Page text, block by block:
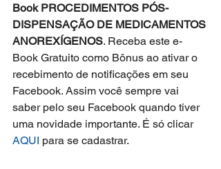
Book PROCEDIMENTOS PÓS-
DISPENSAÇÃO DE MEDICAMENTOS
ANOREXÍGENOS. Receba este e-
Book Gratuito como Bônus ao ativar o
recebimento de notificações em seu
Facebook. Assim você sempre vai
saber pelo seu Facebook quando tiver
uma novidade importante. É só clicar
AQUI para se cadastrar.